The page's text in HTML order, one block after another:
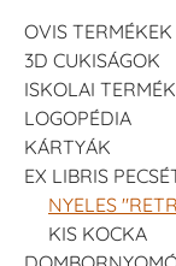
OVIS TERMÉKEK
3D CUKISÁGOK
ISKOLAI
LOGOPÉDIA
KÁRTYÁK
EX LIBRIS
NYELES
KIS KOCKA